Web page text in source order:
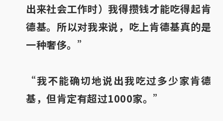
出来社会工作时）我得攒钱才能吃得起肯
德基。所以对我来说，吃上肯德基真的是
一种奢侈。”
“我不能确切地说出我吃过多少家肯德
基，但肯定有超过1000家。”